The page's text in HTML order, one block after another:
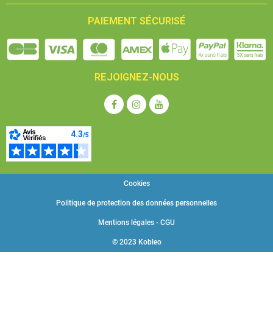
PAIEMENT SÉCURISÉ
REJOIGNEZ-NOUS
© 2023 Kobleo
Mentions légales - CGU
Politique de protection des données personnelles
Cookies